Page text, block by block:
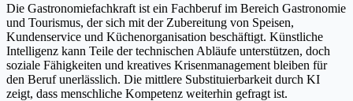
Die Gastronomiefachkraft ist ein Fachberuf im Bereich Gastronomie
und Tourismus, der sich mit der Zubereitung von Speisen,
Kundenservice und Küchenorganisation beschäftigt. Künstliche
Intelligenz kann Teile der technischen Abläufe unterstützen, doch
soziale Fähigkeiten und kreatives Krisenmanagement bleiben für
den Beruf unerlässlich. Die mittlere Substituierbarkeit durch KI
zeigt, dass menschliche Kompetenz weiterhin gefragt ist.